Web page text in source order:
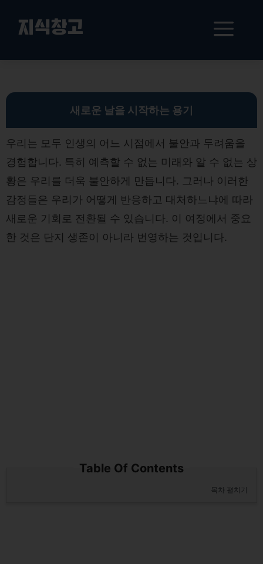
뛰
지식창고
메
뉴
새로운 날을 시작하는 용기
우리는 모두 인생의 어느 시점에서 불안과 두려움을
경험합니다. 특히 예측할 수 없는 미래와 알 수 없는 상
황은 우리를 더욱 불안하게 만듭니다. 그러나 이러한
감정들은 우리가 어떻게 반응하고 대처하느냐에 따라
새로운 기회로 전환될 수 있습니다. 이 여정에서 중요
한 것은 단지 생존이 아니라 번영하는 것입니다.
Table Of Contents
목차 펼치기